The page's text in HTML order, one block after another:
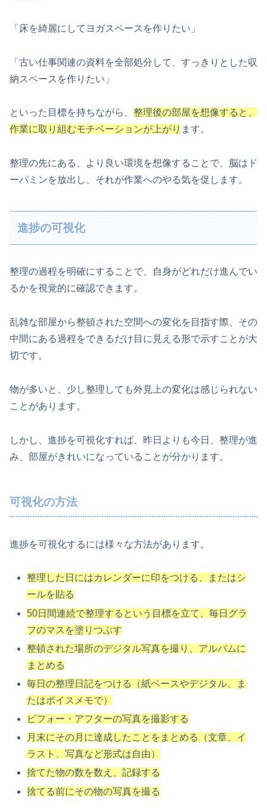
「床を綺麗にしてヨガスペースを作りたい」
「古い仕事関連の資料を全部処分して、すっきりとした収
納スペースを作りたい」
といった目標を持ちながら、 整理後の部屋を想像すると、
作業に取り組むモチベーションが上がり ます。
整理の先にある、より良い環境を想像することで、脳はド
ーパミンを放出し、それが作業へのやる気を促します。
進捗の可視化
整理の過程を明確にすることで、自身がどれだけ進んでい
るかを視覚的に確認できます。
乱雑な部屋から整頓された空間への変化を目指す際、その
中間にある過程をできるだけ目に見える形で示すことが大
切です。
物が多いと、少し整理しても外見上の変化は感じられない
ことがあります。
しかし、進捗を可視化すれば、昨日よりも今日、整理が進
み、部屋がきれいになっていることが分かります。
可視化の方法
進捗を可視化するには様々な方法があります。
整理した日にはカレンダーに印をつける、またはシ
ールを貼る
50日間連続で整理するという目標を立て、毎日グラ
フのマスを塗りつぶす
整頓された場所のデジタル写真を撮り、アルバムに
まとめる
毎日の整理日記をつける（紙ベースやデジタル、ま
たはボイスメモで）
ビフォー・アフターの写真を撮影する
月末にその月に達成したことをまとめる（文章、イ
ラスト、写真など形式は自由）
捨てた物の数を数え、記録する
捨てる前にその物の写真を撮る